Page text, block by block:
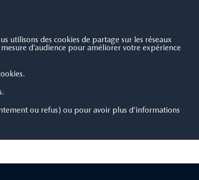
utilisons des cookies de partage sur les réseaux
d’audience pour améliorer votre expérience
ou refus) ou pour avoir plus d’informations